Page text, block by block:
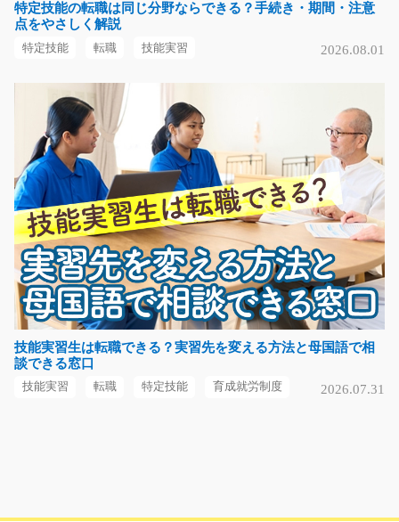
部品加工スタッフ/g01_02171
＼工場内で自動車部品の加工業務を担当／ 両手で持てる
サイズの部品を、エ…
長期（3ヶ月以上）
時給1,300円
岐阜県養老郡養老町
気になる
食品製造工場での具材の投入/g02_00380
急募
《春巻き製造の新工場でのお仕事です♪》 ☆オープニン
グ工場なのでスタート…
長期（3ヶ月以上）
特定技能の転職は同じ分野ならできる？手続き・期間・注意
点をやさしく解説
特定技能 転職 技能実習 2026.08.01
技能実習生は転職できる？実習先を変える方法と母国語で相
談できる窓口
技能実習 転職 特定技能 育成就労制度 2026.07.31